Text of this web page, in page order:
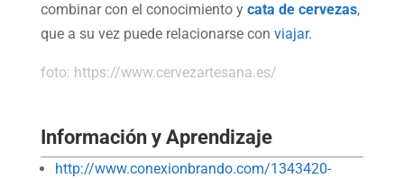
combinar con el conocimiento y cata de cervezas,
que a su vez puede relacionarse con viajar.
foto: https://www.cervezartesana.es/
Información y Aprendizaje
http://www.conexionbrando.com/1343420-